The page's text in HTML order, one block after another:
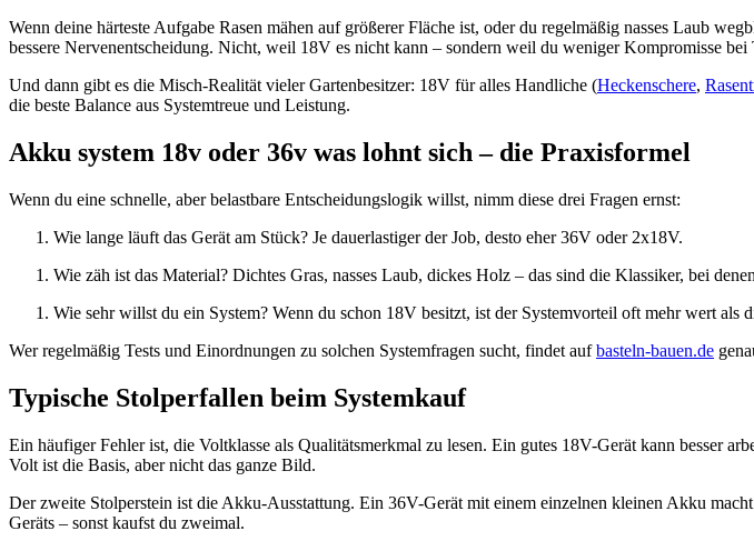
Wenn deine härteste Aufgabe Rasen mähen auf größerer Fläche ist, oder du regelmäßig nasses Laub
bessere Nervenentscheidung. Nicht, weil 18V es nicht kann – sondern weil du weniger Kompromisse
Und dann gibt es die Misch-Realität vieler Gartenbesitzer: 18V für alles Handliche (Heckenschere,
die beste Balance aus Systemtreue und Leistung.
Akku system 18v oder 36v was lohnt sich – die Praxisformel
Wenn du eine schnelle, aber belastbare Entscheidungslogik willst, nimm diese drei Fragen ernst:
Wie lange läuft das Gerät am Stück? Je dauerlastiger der Job, desto eher 36V oder 2x18V.
Wie zäh ist das Material? Dichtes Gras, nasses Laub, dickes Holz – das sind die Klassiker, bei
Wie sehr willst du ein System? Wenn du schon 18V besitzt, ist der Systemvorteil oft mehr wert als
Wer regelmäßig Tests und Einordnungen zu solchen Systemfragen sucht, findet aufbasteln-bauen.de
Typische Stolperfallen beim Systemkauf
Ein häufiger Fehler ist, die Voltklasse als Qualitätsmerkmal zu lesen. Ein gutes 18V-Gerät kann besser
Volt ist die Basis, aber nicht das ganze Bild.
Der zweite Stolperstein ist die Akku-Ausstattung. Ein 36V-Gerät mit einem einzelnen kleinen Akku
Geräts – sonst kaufst du zweimal.